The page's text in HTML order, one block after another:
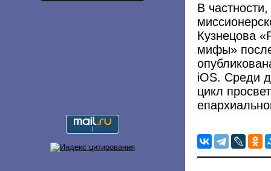
В
Кузнецова
мифы»
iOS. Среди
цикл